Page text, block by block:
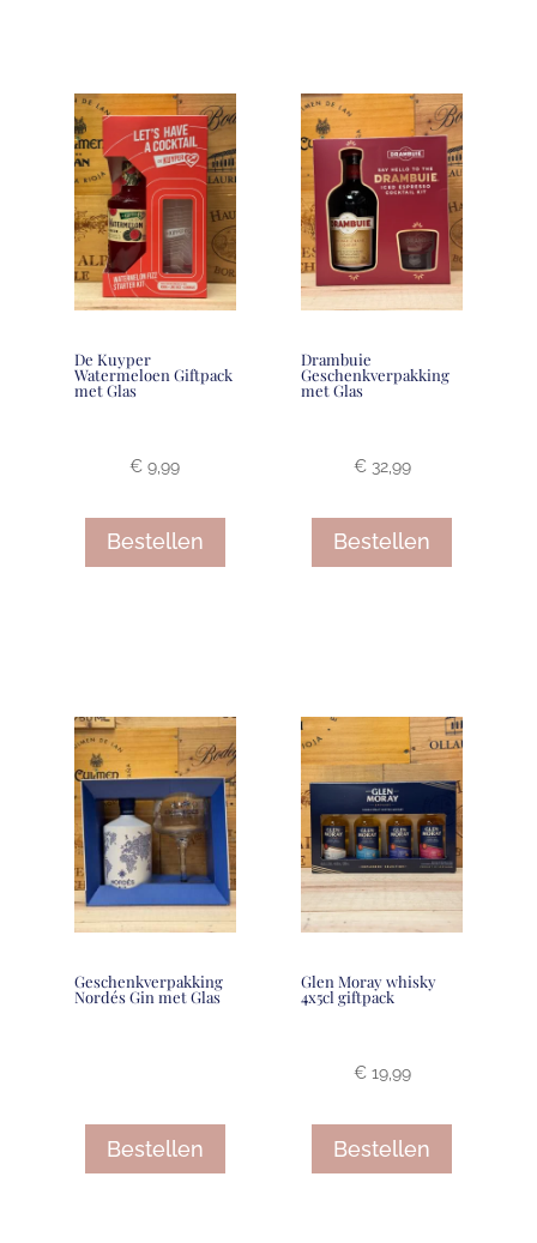
De Kuyper
Watermeloen Giftpack
met Glas
€ 9,99
Bestellen
Drambuie
Geschenkverpakking
met Glas
€32,99
Bestellen
Geschenkverpakking
Nordés Gin met Glas
Bestellen
Glen Moray whisky
4x5cl giftpack
€19,99
Bestellen